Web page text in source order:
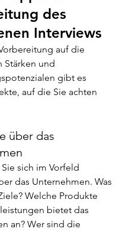
des
Interviews
auf die
Stärken und
gibt es
auf die Sie achten
über das
sich im Vorfeld
das Unternehmen. Was
Welche Produkte
bietet das
an? Wer sind die